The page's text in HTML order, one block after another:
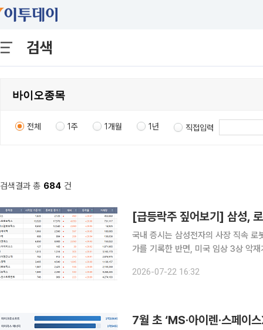
검색
전체 1주 1개월 1년 직접입력
검색결과 총 684 건
국내 증시는 삼성전자의 사장 직속
가를 기록한 반면, 미국 임상 3상 악
이날 코스닥 시장에서는 코스모로보
2026-07-22 16:32
7월 초 ‘MS·아이렌·스페이